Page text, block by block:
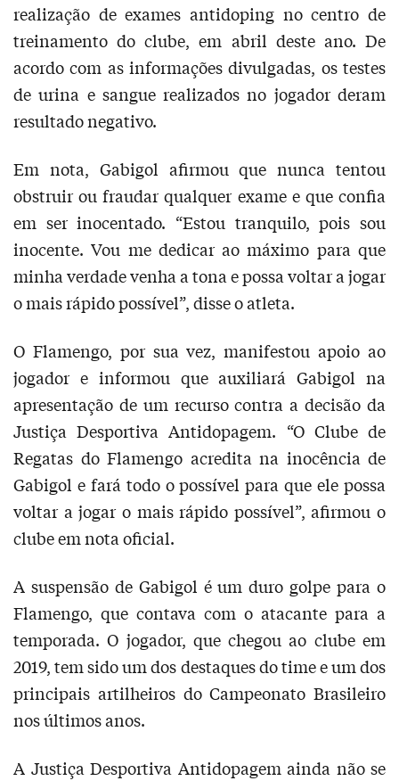
realização de exames antidoping no centro de
treinamento do clube, em abril deste ano. De
acordo com as informações divulgadas, os testes
de urina e sangue realizados no jogador deram
resultado negativo.
Em nota, Gabigol afirmou que nunca tentou
obstruir ou fraudar qualquer exame e que confia
em ser inocentado. “Estou tranquilo, pois sou
inocente. Vou me dedicar ao máximo para que
minha verdade venha a tona e possa voltar a jogar
o mais rápido possível”, disse o atleta.
O Flamengo, por sua vez, manifestou apoio ao
jogador e informou que auxiliará Gabigol na
apresentação de um recurso contra a decisão da
Justiça Desportiva Antidopagem. “O Clube de
Regatas do Flamengo acredita na inocência de
Gabigol e fará todo o possível para que ele possa
voltar a jogar o mais rápido possível”, afirmou o
clube em nota oficial.
A suspensão de Gabigol é um duro golpe para o
Flamengo, que contava com o atacante para a
temporada. O jogador, que chegou ao clube em
2019, tem sido um dos destaques do time e um dos
principais artilheiros do Campeonato Brasileiro
nos últimos anos.
A Justiça Desportiva Antidopagem ainda não se